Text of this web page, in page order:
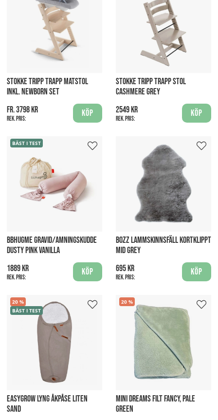
STOKKE TRIPP TRAPP MATSTOL
INKL. NEWBORN SET
fr. 3798 kr
Rek. pris:
Köp
STOKKE TRIPP TRAPP STOL
CASHMERE GREY
2549 kr
Rek. pris:
Köp
BÄST I TEST
BBHUGME GRAVID/AMNINGSKUDDE
DUSTY PINK VANILLA
1889 kr
Rek. pris:
Köp
BOZZ LAMMSKINNSFÄLL KORTKLIPPT
MID GREY
695 kr
Rek. pris:
Köp
20
BÄST I TEST
EASYGROW LYNG ÅKPÅSE LITEN
SAND
20
MINI DREAMS FILT FANCY, PALE
GREEN